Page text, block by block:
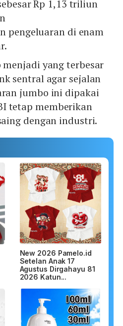
Rp 1,13 triliun
pengeluaran di enam
yang terbesar
sentral agar sejalan
jumbo ini dipakai
tetap memberikan
dengan industri.
New 2026 Pamelo.id
Setelan Anak 17
Agustus Dirgahayu 81
2026 Katun...